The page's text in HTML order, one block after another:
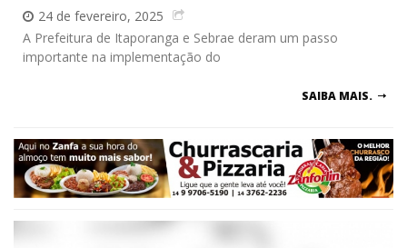
24 de fevereiro, 2025
A Prefeitura de Itaporanga e Sebrae deram um passo
importante na implementação do
SAIBA MAIS.